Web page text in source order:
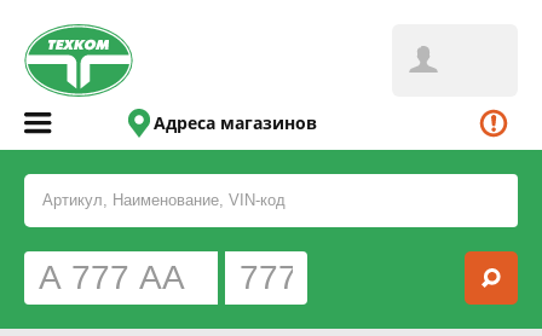
Адреса магазинов